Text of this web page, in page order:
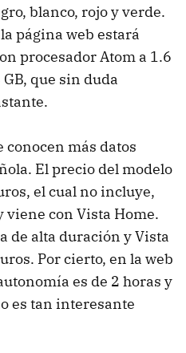
blanco, rojo y verde.
página web estará
procesador Atom a 1.6
GB, que sin duda
conocen más datos
El precio del modelo
el cual no incluye,
viene con Vista Home.
de alta duración y Vista
Por cierto, en la web
es de 2 horas y
es tan interesante